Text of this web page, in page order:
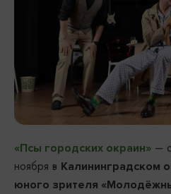
«Псы городских окраин» –
ноября в Калининградском
юного зрителя